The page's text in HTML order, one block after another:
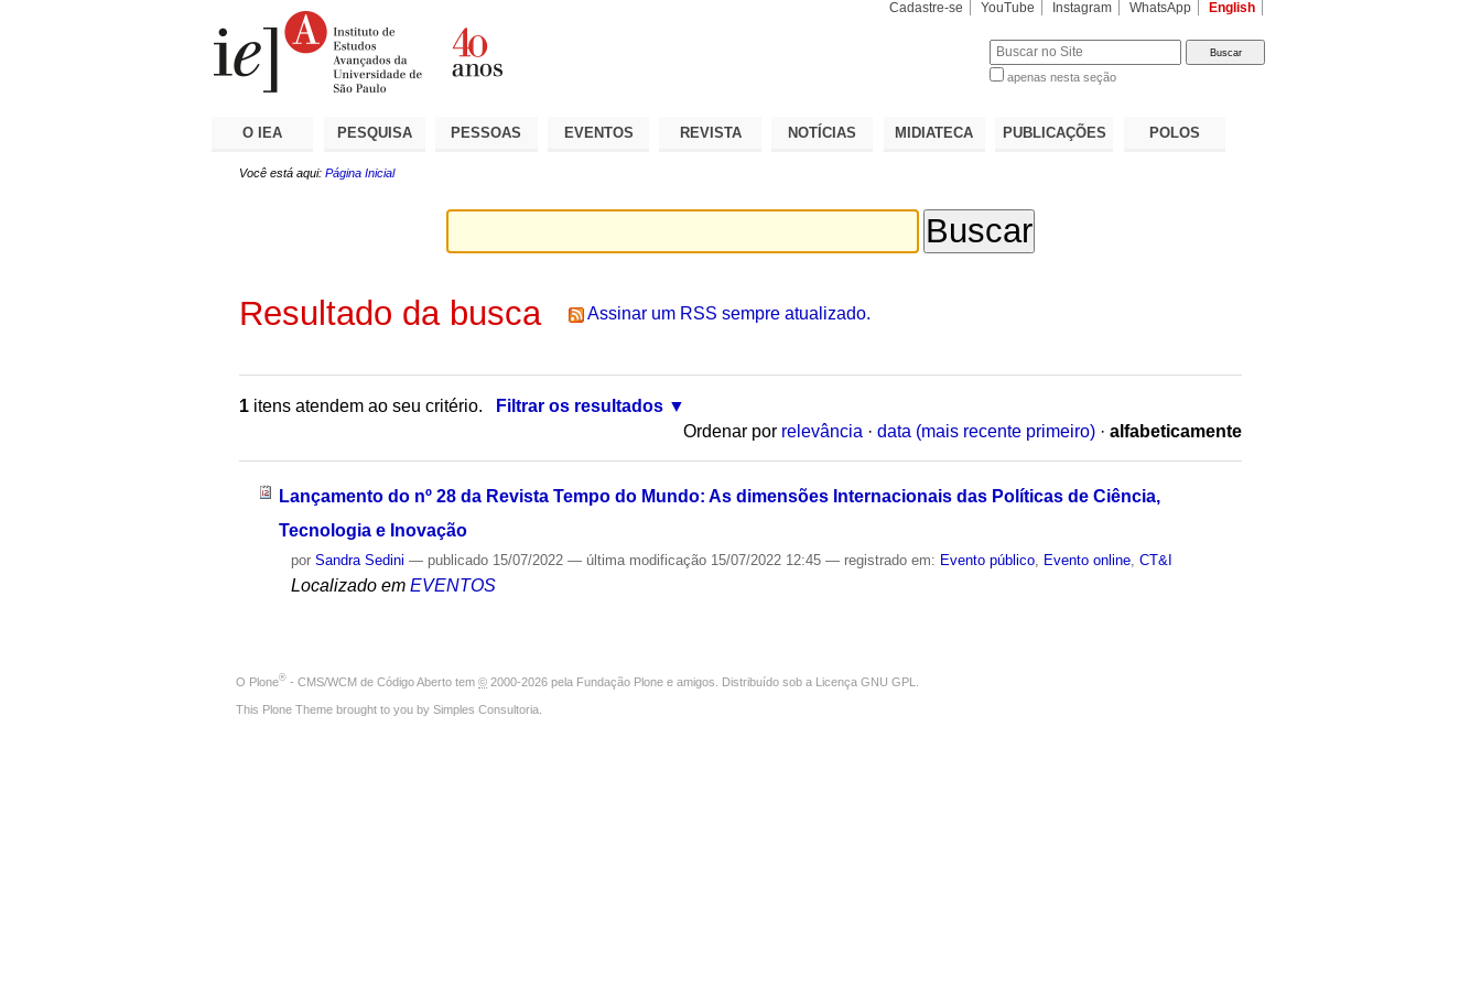
Cadastre-se YouTube Instagram WhatsApp English
apenas nesta seção
O IEA PESQUISA PESSOAS EVENTOS REVISTA NOTÍCIAS MIDIATECA PUBLICAÇÕES POLOS
Você está aqui: Página Inicial
Resultado da busca Assinar um RSS sempre atualizado.
1 itens atendem ao seu critério.
Filtrar os resultados
Ordenar por relevância · data (mais recente primeiro) · alfabeticamente
Lançamento do nº 28 da Revista Tempo do Mundo: As dimensões Internacionais das Políticas de Ciência,
Tecnologia e Inovação
porSandra Sedini — publicado 15/07/2022— última modificação 15/07/2022 12:45— registrado em: Evento público Evento online ,CT&I
Localizado em EVENTOS
O Plone® - CMS/WCM de Código Aberto tem © 2000-2026 pela Fundação Plone e amigos. Distribuído sob a Licença GNU GPL
This Plone Theme brought to you by Simples Consultoria